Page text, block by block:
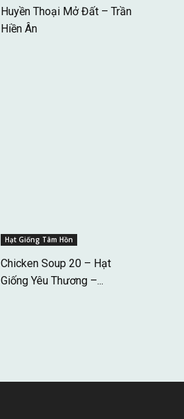
Huyền Thoại Mở Đất – Trần
Hiền Ân
Hạt Giống Tâm Hồn
Chicken Soup 20 – Hạt
Giống Yêu Thương –...